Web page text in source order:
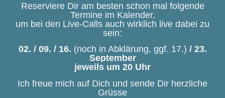
Reserviere Dir am besten schon mal folgende
Termine im Kalender,
um bei den Live-Calls auch wirklich live dabei zu
sein:
02. / 09. / 16. (noch in Abklärung, ggf. 17.) / 23.
September
jeweils um 20 Uhr
Ich freue mich auf Dich und sende Dir herzliche
Grüsse